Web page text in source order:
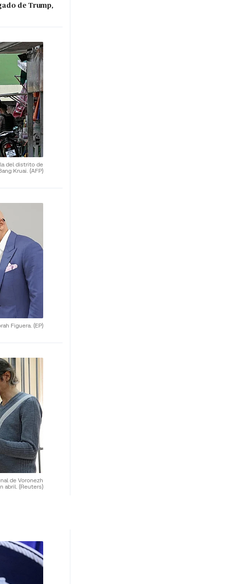
de Trump,
del distrito de
Kruai. (AFP)
Figuera. (EP)
de Voronezh
abril. (Reuters)